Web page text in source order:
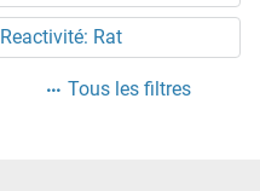
Reactivité: Rat
Tous les filtres